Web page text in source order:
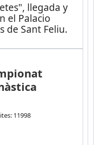
llegada y
el Palacio
de Sant Feliu.
11998